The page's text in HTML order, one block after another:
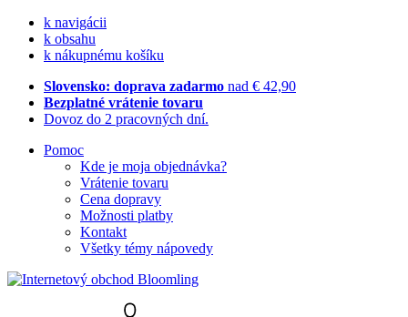
k navigácii
k obsahu
k nákupnému košíku
Slovensko: doprava zadarmo nad € 42,90
Bezplatné vrátenie tovaru
Dovoz do 2 pracovných dní.
Pomoc
Kde je moja objednávka?
Vrátenie tovaru
Cena dopravy
Možnosti platby
Kontakt
Všetky témy nápovedy